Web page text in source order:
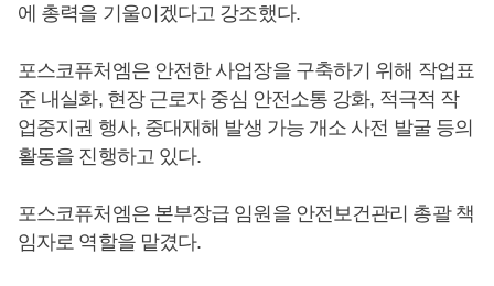
에 총력을 기울이겠다고 강조했다.
포스코퓨처엠은 안전한 사업장을 구축하기 위해 작업표
준 내실화, 현장 근로자 중심 안전소통 강화, 적극적 작
업중지권 행사, 중대재해 발생 가능 개소 사전 발굴 등의
활동을 진행하고 있다.
포스코퓨처엠은 본부장급 임원을 안전보건관리 총괄 책
임자로 역할을 맡겼다.